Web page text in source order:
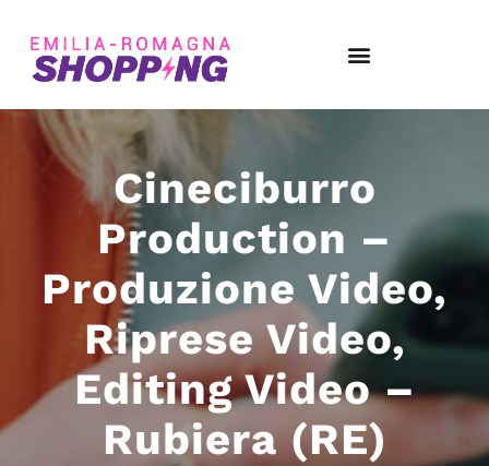
Cineciburro
Production –
Produzione Video,
Riprese Video,
Editing Video –
Rubiera (RE)